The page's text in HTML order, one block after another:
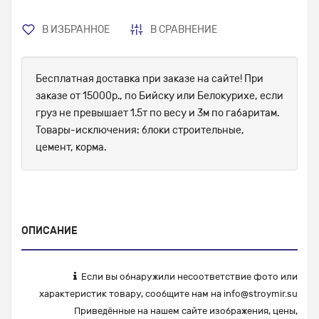
В ИЗБРАННОЕ В СРАВНЕНИЕ
Бесплатная доставка при заказе на сайте! При
заказе от 15000р., по Бийску или Белокурихе, если
груз не превышает 1.5т по весу и 3м по габаритам.
Товары-исключения: блоки строительные,
цемент, корма.
ОПИСАНИЕ
Если вы обнаружили несоответствие фото или
характеристик товару, сообщите нам на info@stroymir.su
Приведённые на нашем сайте изображения, цены,